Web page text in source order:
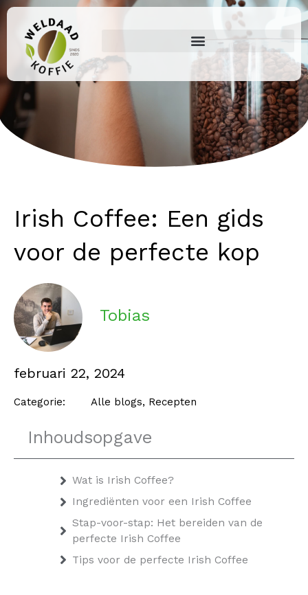
Ga
inhoud
Irish Coffee: Een gids
voor de perfecte kop
Tobias
februari 22, 2024
Categorie: Alle blogs, Recepten
Inhoudsopgave
Wat is Irish Coffee?
Ingrediënten voor een Irish Coffee
Stap-voor-stap: Het bereiden van de
perfecte Irish Coffee
Tips voor de perfecte Irish Coffee